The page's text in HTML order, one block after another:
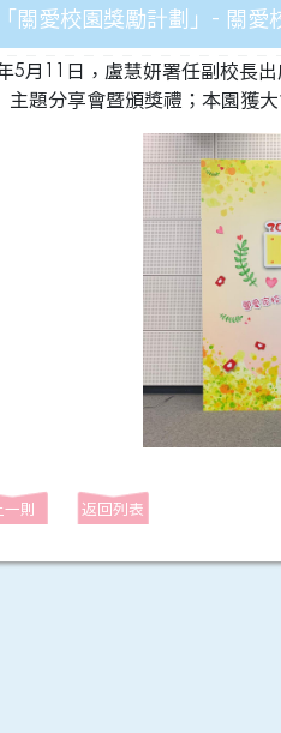
關愛校園獎勵計劃」- 關愛
5月11日，盧慧妍署任副校長
主題分享會暨頒獎禮；本園獲
一則 返回列表